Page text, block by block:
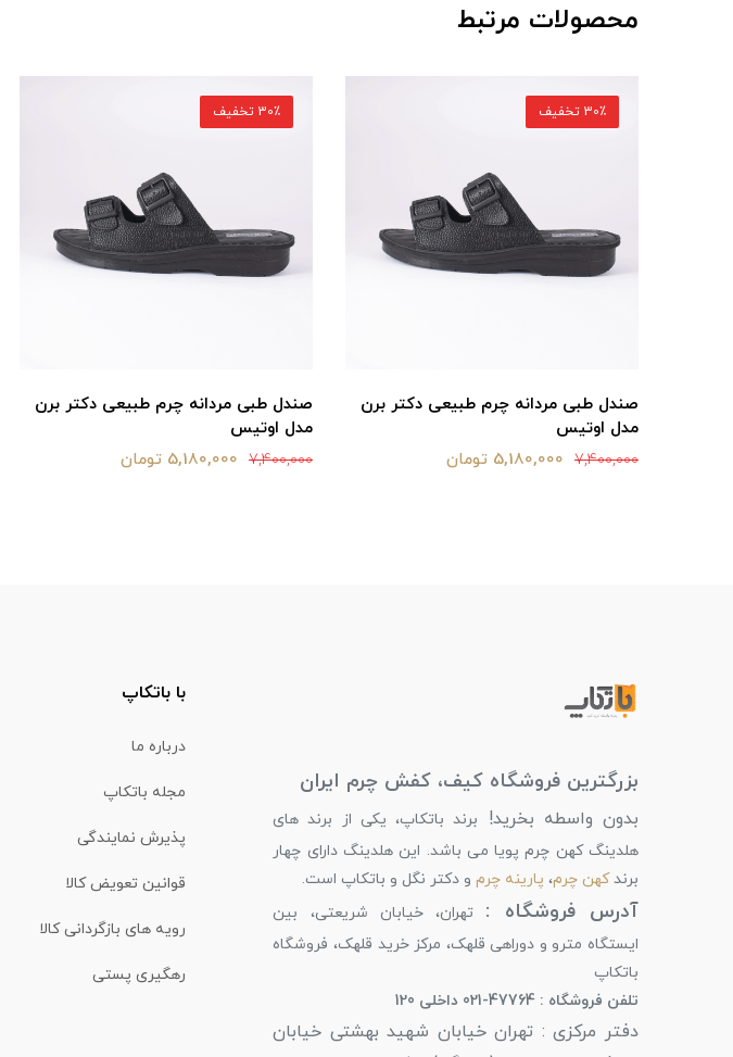
محصولات مرتبط
صندل طبی مردانه چرم طبیعی دکتر برن
مدل اوتیس
7,400,000 5,180,000 تومان
30٪ تخفیف
صندل طبی مردانه چرم طبیعی دکتر برن
مدل اوتیس
7,400,000 5,180,000 تومان
30٪ تخفیف
بزرگترین فروشگاه کیف، کفش چرم ایران
بدون واسطه بخرید!
برند باتکاپ، یکی از برند های
هلدینگ کهن چرم پویا می باشد. این هلدینگ دارای چهار
برندکهن چرم، پارینه چرم و دکتر نگل و باتکاپ است.
آدرس فروشگاه : تهران، خیابان شریعتی، بین
ایستگاه مترو و دوراهی قلهک، مرکز خرید قلهک، فروشگاه
باتکاپ
تلفن فروشگاه : 47764-021 داخلی 120
دفتر مرکزی : تهران خیابان شهید بهشتی خیابان
با باتکاپ
درباره ما
مجله باتکاپ
پذیرش نمایندگی
قوانین تعویض کالا
رویه های بازگردانی کالا
رهگیری پستی